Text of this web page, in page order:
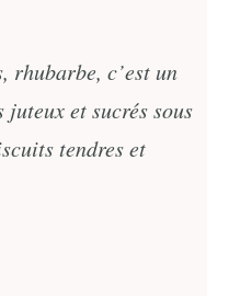
rhubarbe, c’est un
et sucrés sous
tendres et